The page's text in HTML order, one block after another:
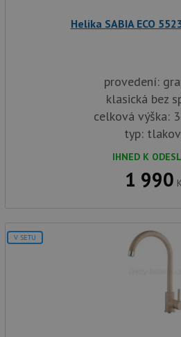
Helika SABIA ECO
provedení:
klasická bez
celková výška:
typ:
IHNED K
1 990
V SETU